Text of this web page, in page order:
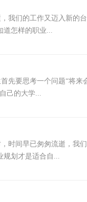
我们的工作又迈入新的
道怎样的职业...
要思考一个问题“将来
己的大学...
间早已匆匆流逝，我
规划才是适合自...